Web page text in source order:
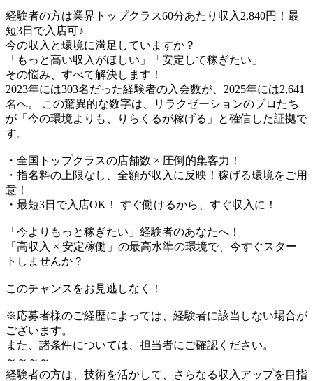
経験者の方は業界トップクラス60分あたり収入2,840円！最
短3日で入店可♪
今の収入と環境に満足していますか？
「もっと高い収入がほしい」「安定して稼ぎたい」
その悩み、すべて解決します！
2023年には303名だった経験者の入会数が、2025年には2,641
名へ。 この驚異的な数字は、リラクゼーションのプロたち
が「今の環境よりも、りらくるが稼げる」と確信した証拠で
す。
・全国トップクラスの店舗数 × 圧倒的集客力！
・指名料の上限なし、全額が収入に反映！稼げる環境をご用
意！
・最短3日で入店OK！ すぐ働けるから、すぐ収入に！
「今よりもっと稼ぎたい」経験者のあなたへ！
「高収入 × 安定稼働」の最高水準の環境で、今すぐスター
トしませんか？
このチャンスをお見逃しなく！
※応募者様のご経歴によっては、経験者に該当しない場合が
ございます。
また、諸条件については、担当者にご確認ください。
～～～～
経験者の方は、技術を活かして、さらなる収入アップを目指